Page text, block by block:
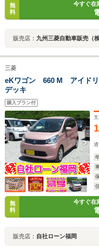
無
料
今すぐ在
販売店： 九州三菱自動車販売（
三菱
eKワゴン 660 M アイドリ
デッキ
購入プラン付
無
料
今すぐ在
販売店： 自社ローン福岡